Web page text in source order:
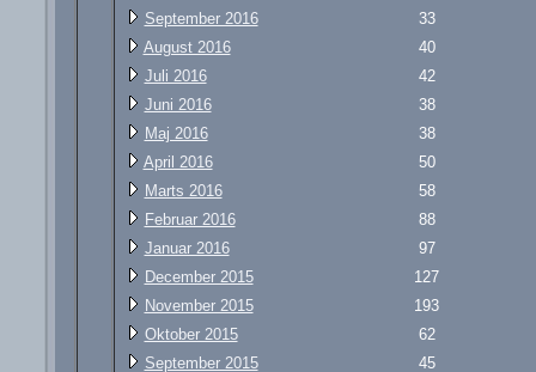
September 2016
33
August 2016
40
Juli 2016
42
Juni 2016
38
Maj 2016
38
April 2016
50
Marts 2016
58
Februar 2016
88
Januar 2016
97
December 2015
127
November 2015
193
Oktober 2015
62
September 2015
45